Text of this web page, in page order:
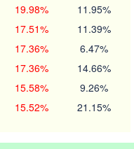
19.98% 11.95%
17.51% 11.39%
17.36% 6.47%
17.36% 14.66%
15.58% 9.26%
15.52% 21.15%